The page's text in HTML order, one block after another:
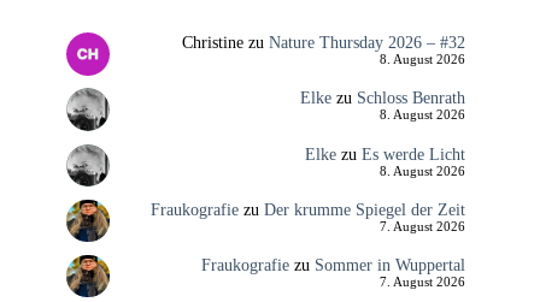
Christinezu Nature Thursday 2026 – #32
8. August 2026
Elkezu Schloss Benrath
8. August 2026
Elkezu Es werde Licht
8. August 2026
Fraukografiezu Der krumme Spiegel der Zeit
7. August 2026
Fraukografiezu Sommer in Wuppertal
7. August 2026